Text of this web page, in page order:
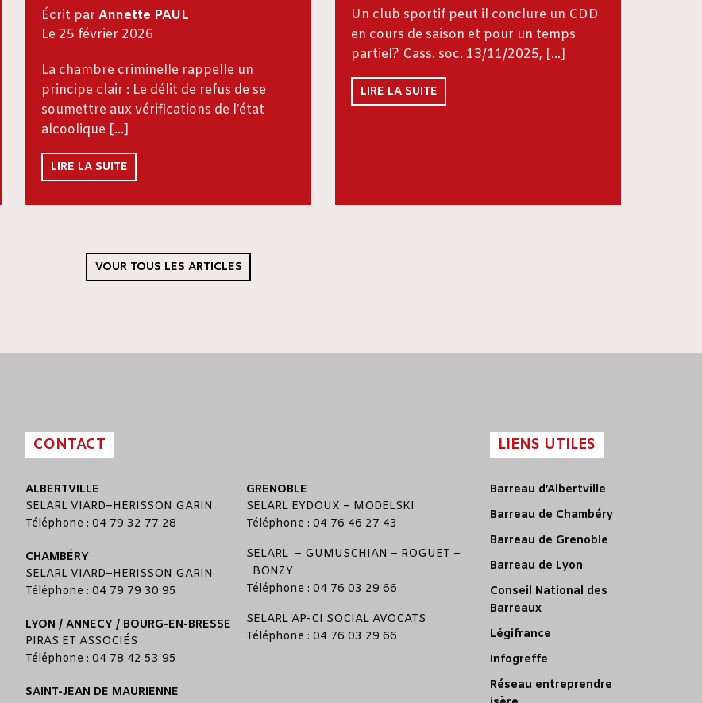
Écrit par Annette PAUL
Le 25 février 2026
La chambre criminelle rappelle un
principe clair : Le délit de refus de se
soumettre aux vérifications de l’état
alcoolique […]
LIRE LA SUITE
Un club sportif peut il conclure un CDD
en cours de saison et pour un temps
partiel? Cass. soc. 13/11/2025, […]
LIRE LA SUITE
VOUR TOUS LES ARTICLES
CONTACT
ALBERTVILLE
SELARL VIARD–HERISSON GARIN
Téléphone : 04 79 32 77 28
CHAMBÉRY
SELARL VIARD–HERISSON GARIN
Téléphone : 04 79 79 30 95
LYON / ANNECY / BOURG-EN-BRESSE
PIRAS ET ASSOCIÉS
Téléphone : 04 78 42 53 95
SAINT-JEAN DE MAURIENNE
GRENOBLE
SELARL EYDOUX – MODELSKI
Téléphone : 04 76 46 27 43
SELARL – GUMUSCHIAN – ROGUET –
BONZY
Téléphone : 04 76 03 29 66
SELARL AP-CI SOCIAL AVOCATS
Téléphone : 04 76 03 29 66
LIENS UTILES
Barreau d’Albertville
Barreau de Chambéry
Barreau de Grenoble
Barreau de Lyon
Conseil National des
Barreaux
Légifrance
Infogreffe
Réseau entreprendre